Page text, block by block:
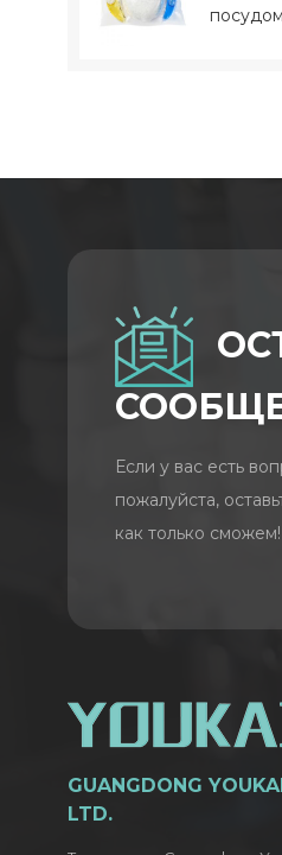
Если у вас есть
пожалуйста,
как только сможем!
GUANGDONG
LTD.